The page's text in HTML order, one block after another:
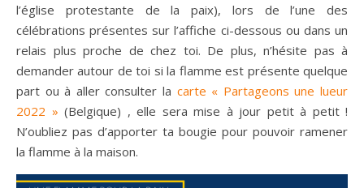
l’église protestante de la paix), lors de l’une des
célébrations présentes sur l’affiche ci-dessous ou dans un
relais plus proche de chez toi. De plus, n’hésite pas à
demander autour de toi si la flamme est présente quelque
part ou à aller consulter la carte « Partageons une lueur
2022 » (Belgique) , elle sera mise à jour petit à petit !
N’oubliez pas d’apporter ta bougie pour pouvoir ramener
la flamme à la maison.